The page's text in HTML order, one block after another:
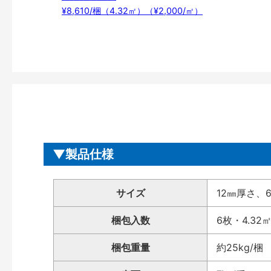
¥8,610/梱（4.32㎡）（¥2,000/㎡）
製品仕様
サイズ 12㎜厚さ、
梱包入数 6枚・4.32
梱包重量 約25kg/梱